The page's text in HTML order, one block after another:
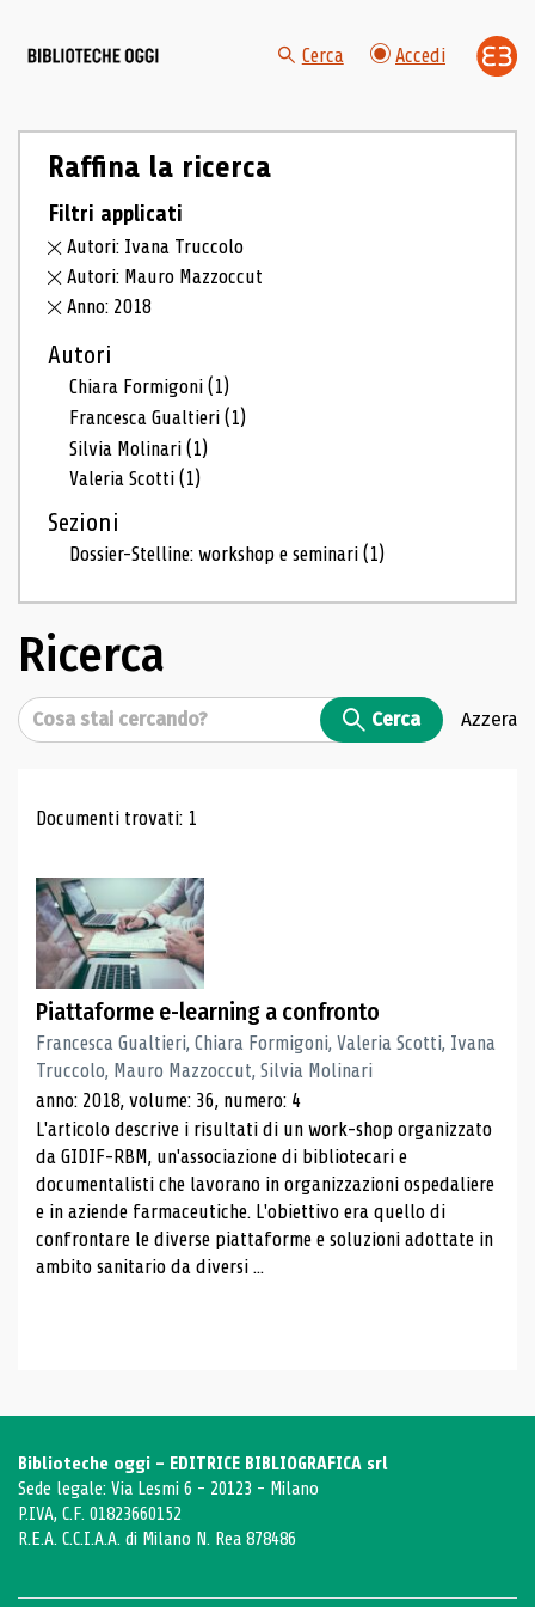
Cerca Accedi
Raffina la ricerca
Filtri applicati
Autori: Ivana Truccolo
Autori: Mauro Mazzoccut
Anno: 2018
Autori
Chiara Formigoni(1)
Francesca Gualtieri(1)
Silvia Molinari(1)
Valeria Scotti(1)
Sezioni
Dossier-Stelline: workshop e seminari(1)
Ricerca
Cerca Cerca Azzera
Risultati di ricerca
Documenti trovati: 1
Piattaforme e-learning a confronto
Francesca Gualtieri, Chiara Formigoni, Valeria Scotti, Ivana
Truccolo, Mauro Mazzoccut, Silvia Molinari
anno: 2018, volume: 36, numero: 4
L'articolo descrive i risultati di un work-shop organizzato
da GIDIF-RBM, un'associazione di bibliotecari e
documentalisti che lavorano in organizzazioni ospedaliere
e in aziende farmaceutiche. L'obiettivo era quello di
confrontare le diverse piattaforme e soluzioni adottate in
ambito sanitario da diversi ...
Biblioteche oggi - EDITRICE BIBLIOGRAFICA srl
Sede legale: Via Lesmi 6 - 20123 - Milano
P.IVA, C.F. 01823660152
R.E.A. C.C.I.A.A. di Milano N. Rea 878486